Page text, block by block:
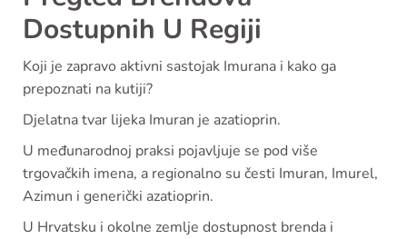
Dostupnih U Regiji
Koji je zapravo aktivni sastojak Imurana i kako ga
prepoznati na kutiji?
Djelatna tvar lijeka Imuran je azatioprin.
U međunarodnoj praksi pojavljuje se pod više
trgovačkih imena, a regionalno su česti Imuran, Imurel,
Azimun i generički azatioprin.
U Hrvatsku i okolne zemlje dostupnost brenda i